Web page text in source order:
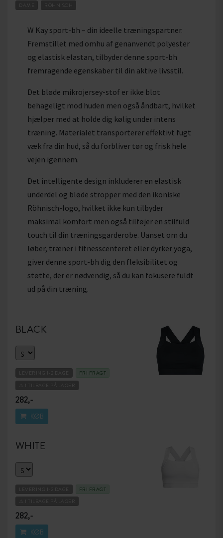
DAME
W Kay sport-bh – din ideelle træningspartner.
Fremstillet med omhu af genanvendt polyester
og elastisk elastan, tilbyder denne sport-bh
fremragende egenskaber til din aktive livsstil.
Det bløde mikrojersey-stof er ikke blot
behageligt mod huden men også åndbart, hvilket
hjælper med at holde dig kølig under intens
træning. Materialet transporterer effektivt fugt
væk fra din hud, så du forbliver tør og frisk hele
vejen igennem.
Det intelligente design inkluderer en elastisk
underdel og bløde stropper med den ikoniske
Röhnisch-logo, hvilket ikke kun tilbyder
maksimal komfort men også tilføjer en stilfuld
touch til din træningsgarderobe. Uanset om du
løber, træner i fitnesscenteret eller dyrker yoga,
giver denne sport-bh dig den fleksibilitet og
støtte, der er nødvendig, så du kan fokusere fuldt
ud på din træning.
BLACK
LEVERING 1-2 DAGE
FRI FRAGT
⚠️ 1 TILBAGE PÅ LAGER
282,-
KØB
WHITE
LEVERING 1-2 DAGE
FRI FRAGT
⚠️ 1 TILBAGE PÅ LAGER
282,-
KØB